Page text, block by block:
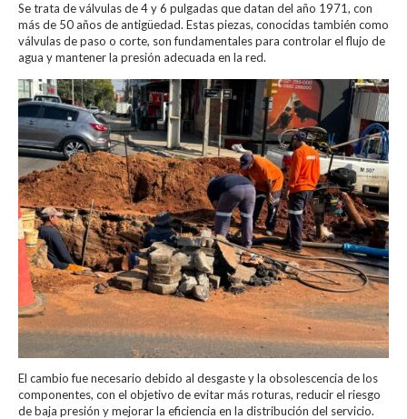
Se trata de válvulas de 4 y 6 pulgadas que datan del año 1971, con
más de 50 años de antigüedad. Estas piezas, conocidas también como
válvulas de paso o corte, son fundamentales para controlar el flujo de
agua y mantener la presión adecuada en la red.
El cambio fue necesario debido al desgaste y la obsolescencia de los
componentes, con el objetivo de evitar más roturas, reducir el riesgo
de baja presión y mejorar la eficiencia en la distribución del servicio.